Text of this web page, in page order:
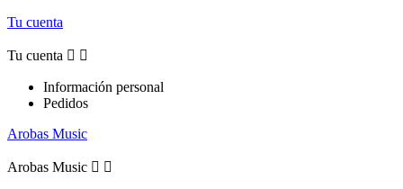
Tu cuenta
Tu cuenta  
Información personal
Pedidos
Arobas Music
Arobas Music  